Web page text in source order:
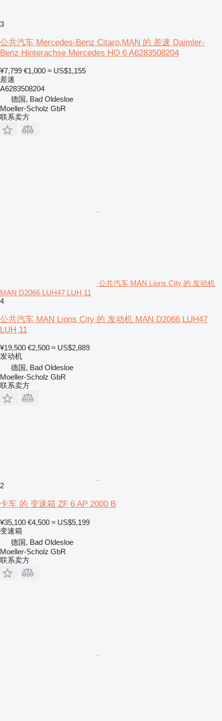
3
公共汽车 Mercedes-Benz Citaro,MAN 的 差速 Daimler-
Benz Hinterachse Mercedes HO 6 A6283508204
¥7,799 €1,000 ≈ US$1,155
差速
A6283508204
德国, Bad Oldesloe
Moeller-Scholz GbR
联系卖方
公共汽车 MAN Lions City 的 发动机
MAN D2066 LUH47 LUH 11
4
公共汽车 MAN Lions City 的 发动机 MAN D2066 LUH47
LUH 11
¥19,500 €2,500 ≈ US$2,889
发动机
德国, Bad Oldesloe
Moeller-Scholz GbR
联系卖方
2
卡车 的 变速箱 ZF 6 AP 2000 B
¥35,100 €4,500 ≈ US$5,199
变速箱
德国, Bad Oldesloe
Moeller-Scholz GbR
联系卖方